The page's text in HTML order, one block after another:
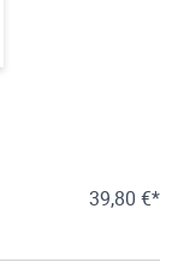
39,80 €*